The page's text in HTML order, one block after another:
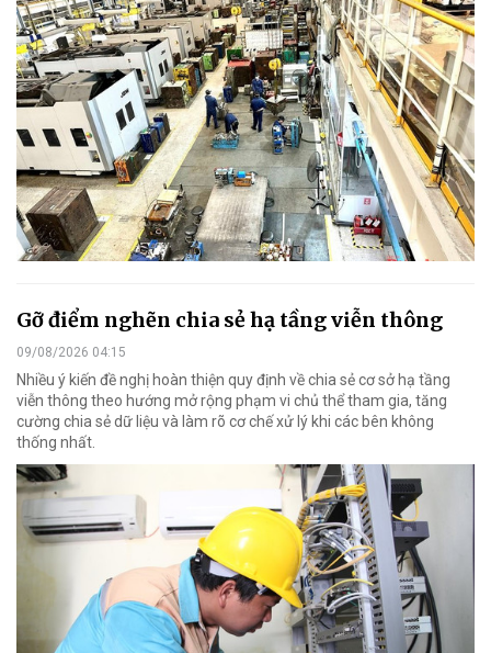
Gỡ điểm nghẽn chia sẻ hạ tầng viễn thông
09/08/2026 04:15
Nhiều ý kiến đề nghị hoàn thiện quy định về chia sẻ cơ sở hạ tầng
viễn thông theo hướng mở rộng phạm vi chủ thể tham gia, tăng
cường chia sẻ dữ liệu và làm rõ cơ chế xử lý khi các bên không
thống nhất.